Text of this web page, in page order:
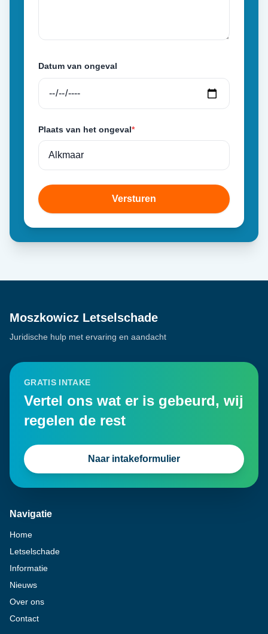
Datum van ongeval
Plaats van het ongeval*
Versturen
Moszkowicz Letselschade
Juridische hulp met ervaring en aandacht
GRATIS INTAKE
Vertel ons wat er is gebeurd, wij
regelen de rest
Naar intakeformulier
Navigatie
Home
Letselschade
Informatie
Nieuws
Over ons
Contact